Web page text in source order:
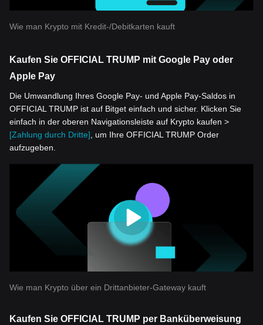
Wie man Krypto mit Kredit-/Debitkarten kauft
Kaufen Sie OFFICIAL TRUMP mit Google Pay oder
Apple Pay
Die Umwandlung Ihres Google Pay- und Apple Pay-Saldos in
OFFICIAL TRUMP ist auf Bitget einfach und sicher. Klicken Sie
einfach in der oberen Navigationsleiste auf Krypto kaufen >
[Zahlung durch Dritte], um Ihre OFFICIAL TRUMP Order
aufzugeben.
Wie man Krypto über ein Drittanbieter-Gateway kauft
Kaufen Sie OFFICIAL TRUMP per Banküberweisung